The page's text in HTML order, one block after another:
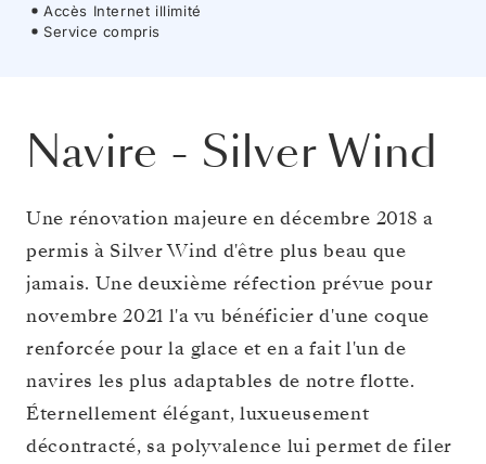
Accès Internet illimité
Service compris
Navire - Silver Wind
Une rénovation majeure en décembre 2018 a
permis à Silver Wind d'être plus beau que
jamais. Une deuxième réfection prévue pour
novembre 2021 l'a vu bénéficier d'une coque
renforcée pour la glace et en a fait l'un de
navires les plus adaptables de notre flotte.
Éternellement élégant, luxueusement
décontracté, sa polyvalence lui permet de filer